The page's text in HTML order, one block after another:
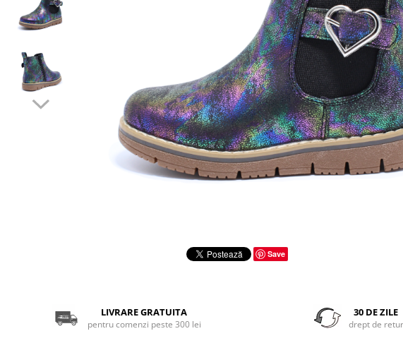
Spiderman
Street Life
Save
LIVRARE GRATUITA
pentru comenzi peste 300 lei
30 DE ZILE
drept de retur